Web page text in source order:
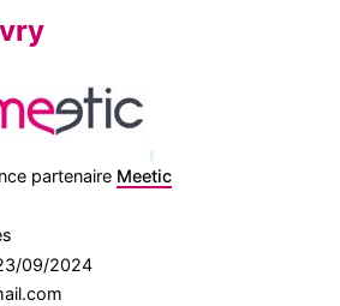
partenaire Meetic
09/2024